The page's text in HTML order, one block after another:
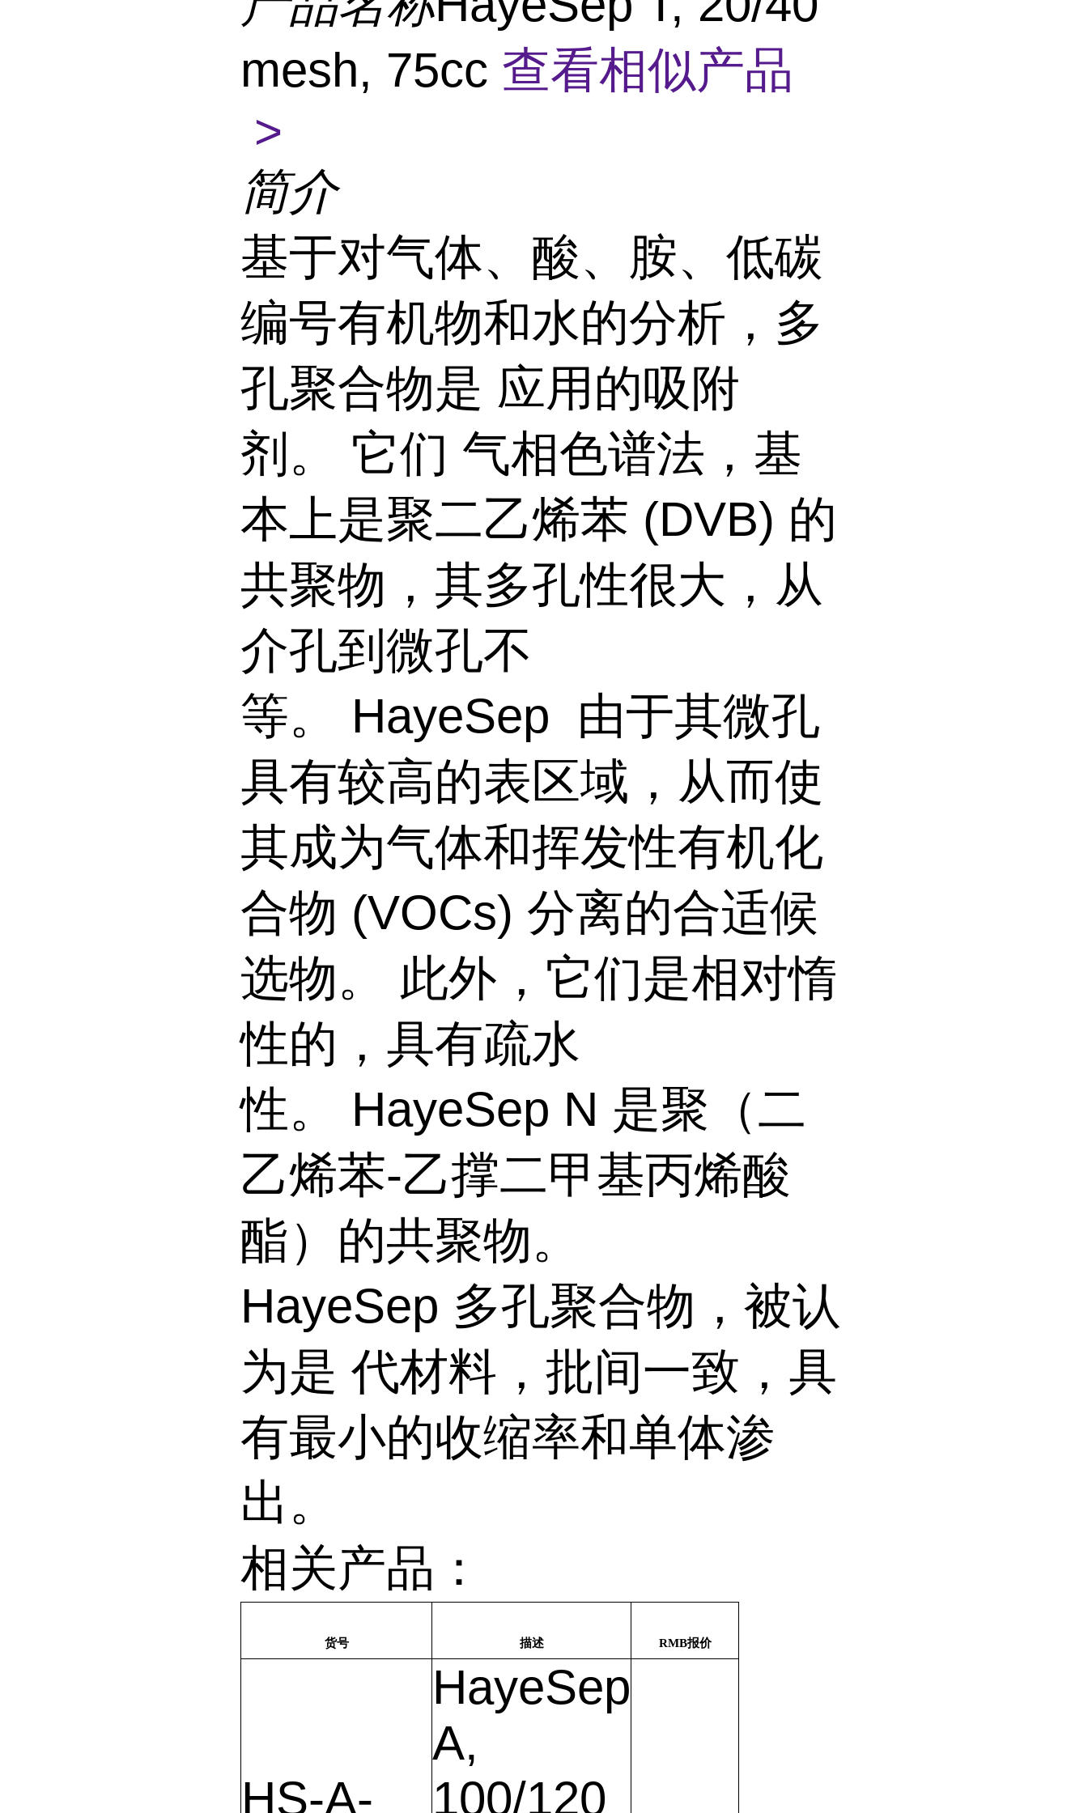
mesh, 75cc 查看相似产品
>
简介
基于对气体、酸、胺、低碳
编号有机物和水的分析，多
孔聚合物是 应用的吸附
剂。
它们 气相色谱法，基
本上是聚二乙烯苯 (DVB) 的
共聚物，其多孔性很大，从
介孔到微孔不
等。
HayeSep 由于其微孔
具有较高的表区域，从而使
其成为气体和挥发性有机化
合物 (VOCs) 分离的合适候
选物。
此外，它们是相对惰
性的，具有疏水
性。
HayeSep N 是聚（二
乙烯苯-乙撑二甲基丙烯酸
酯）的共聚物。
HayeSep 多孔聚合物，被认
为是 代材料，批间一致，具
有最小的收缩率和单体渗
出。
相关产品：
货号 描述 RMB报价
HS-A-
HayeSep
A,
100/120